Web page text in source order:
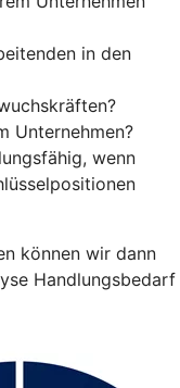
in den
Unternehmen?
wenn
können wir dann
Handlungsbedarf